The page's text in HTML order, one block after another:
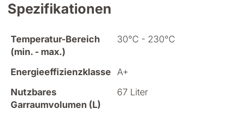
Spezifikationen
Temperatur-Bereich
(min. - max.)
30°C - 230°C
Energieeffizienzklasse
A+
Nutzbares
Garraumvolumen (L)
67 Liter